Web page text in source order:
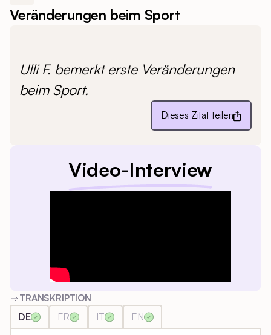
Veränderungen beim Sport
Ulli F. bemerkt erste Veränderungen
beim Sport.
Dieses Zitat teilen
Video-Interview
TRANSKRIPTION
DE FR IT EN